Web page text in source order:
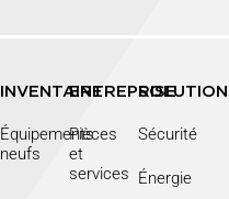
INVENTAIRE
Équipements
neufs
ENTREPRISE
Pièces
et
services
Sécurité
Énergie